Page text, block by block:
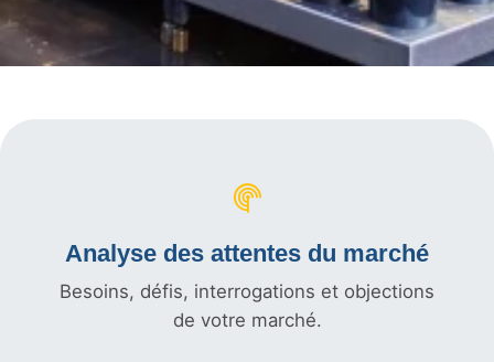
Analyse des attentes du marché
Besoins, défis, interrogations et objections
de votre marché.